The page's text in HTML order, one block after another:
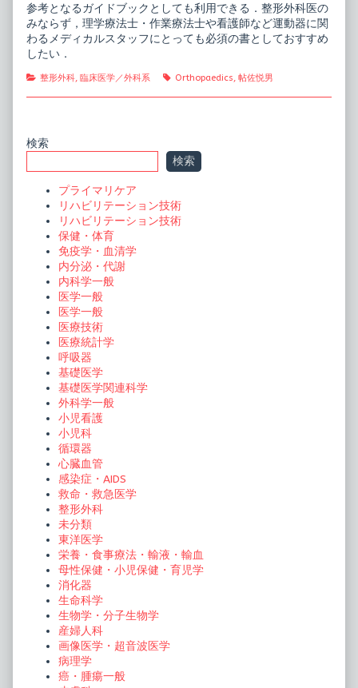
参考となるガイドブックとしても利用できる．整形外科医の
みならず，理学療法士・作業療法士や看護師など運動器に関
わるメディカルスタッフにとっても必須の書としておすすめ
したい．
Categories
整形外科, 臨床医学／外科系 Tags
Orthopaedics, 帖佐悦男
Primary
Sidebar
検索
検索
プライマリケア
リハビリテーション技術
リハビリテーション技術
保健・体育
免疫学・血清学
内分泌・代謝
内科学一般
医学一般
医学一般
医療技術
医療統計学
呼吸器
基礎医学
基礎医学関連科学
外科学一般
小児看護
小児科
循環器
心臓血管
感染症・AIDS
救命・救急医学
整形外科
未分類
東洋医学
栄養・食事療法・輸液・輸血
母性保健・小児保健・育児学
消化器
生命科学
生物学・分子生物学
産婦人科
画像医学・超音波医学
病理学
癌・腫瘍一般